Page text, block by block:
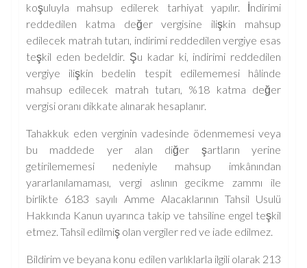
koşuluyla mahsup edilerek tarhiyat yapılır. İndirimi
reddedilen katma değer vergisine ilişkin mahsup
edilecek matrah tutarı, indirimi reddedilen vergiye esas
teşkil eden bedeldir. Şu kadar ki, indirimi reddedilen
vergiye ilişkin bedelin tespit edilememesi hâlinde
mahsup edilecek matrah tutarı, %18 katma değer
vergisi oranı dikkate alınarak hesaplanır.
Tahakkuk eden verginin vadesinde ödenmemesi veya
bu maddede yer alan diğer şartların yerine
getirilememesi nedeniyle mahsup imkânından
yararlanılamaması, vergi aslının gecikme zammı ile
birlikte 6183 sayılı Amme Alacaklarının Tahsil Usulü
Hakkında Kanun uyarınca takip ve tahsiline engel teşkil
etmez. Tahsil edilmiş olan vergiler red ve iade edilmez.
Bildirim ve beyana konu edilen varlıklarla ilgili olarak 213